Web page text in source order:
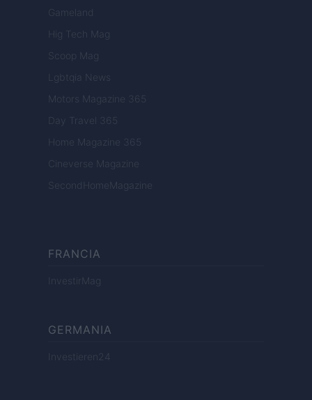
Gameland
Hig Tech Mag
Scoop Mag
Lgbtqia News
Motors Magazine 365
Day Travel 365
Home Magazine 365
Cineverse Magazine
SecondHomeMagazine
FRANCIA
InvestirMag
GERMANIA
Investieren24